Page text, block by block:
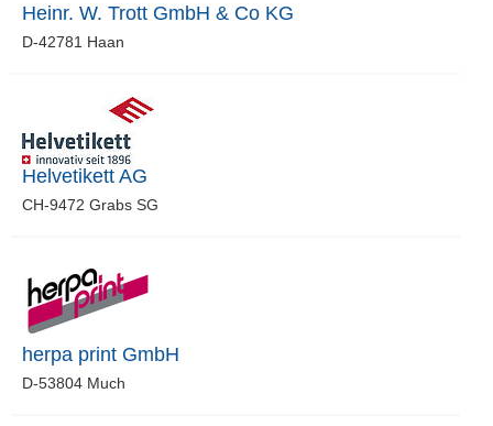
Heinr. W. Trott GmbH & Co KG
D-42781 Haan
Helvetikett AG
CH-9472 Grabs SG
herpa print GmbH
D-53804 Much